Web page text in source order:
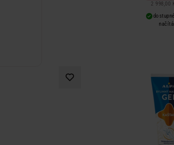
2 998,00